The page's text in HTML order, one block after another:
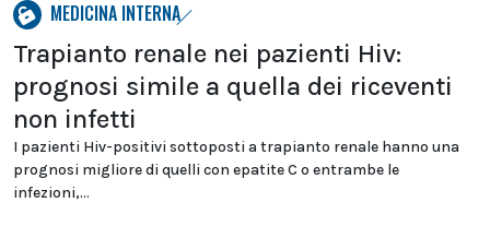
MEDICINA INTERNA
Trapianto renale nei pazienti Hiv:
prognosi simile a quella dei riceventi
non infetti
I pazienti Hiv-positivi sottoposti a trapianto renale hanno una
prognosi migliore di quelli con epatite C o entrambe le
infezioni,...